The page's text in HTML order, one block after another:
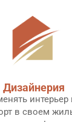
Дизайнерия
интерьер
в своем